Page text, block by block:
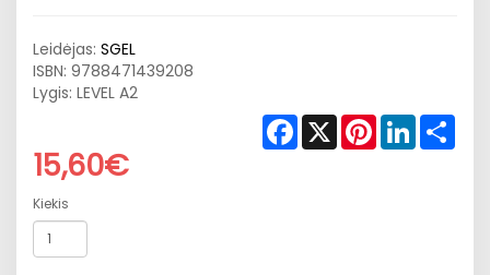
Leidėjas: SGEL
ISBN: 9788471439208
Lygis: LEVEL A2
Facebook
X PinterestLinkedIn
15,60€
Kiekis